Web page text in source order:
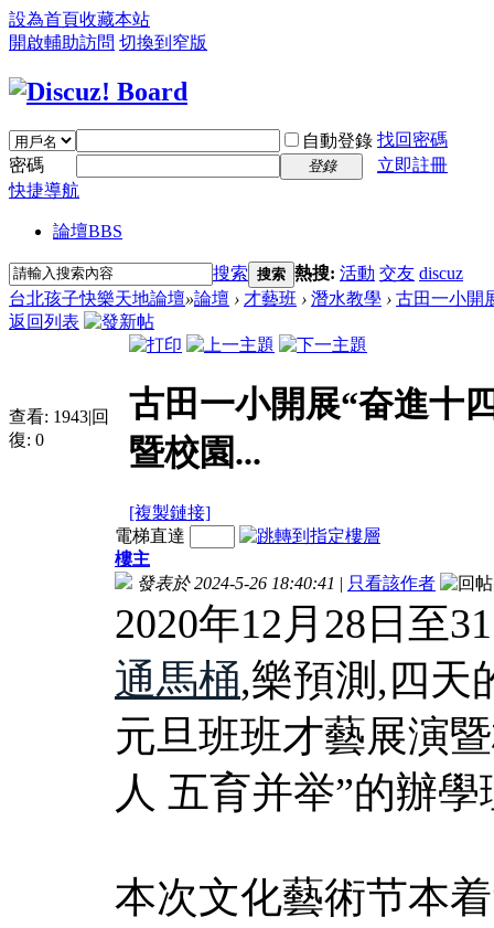
設為首頁收藏本站
開啟輔助訪問 切換到窄版
自動登錄 找回密碼
密碼
登錄
立即註冊
快捷導航
論壇BBS
搜索 搜索 熱搜: 活動 交友 discuz
台北孩子快樂天地論壇»論壇 › 才藝班 › 潛水教學 › 古田一小開
返回列表
查看: 1943|回
復: 0
古田一小開展“奋進十
暨校園...
[複製鏈接]
電梯直達
樓主
發表於 2024-5-26 18:40:41 | 只看該作者
2020年12月28日至
通馬桶,樂預測,四天
元旦班班才藝展演
人 五育并举”的辦
本次文化藝術节本